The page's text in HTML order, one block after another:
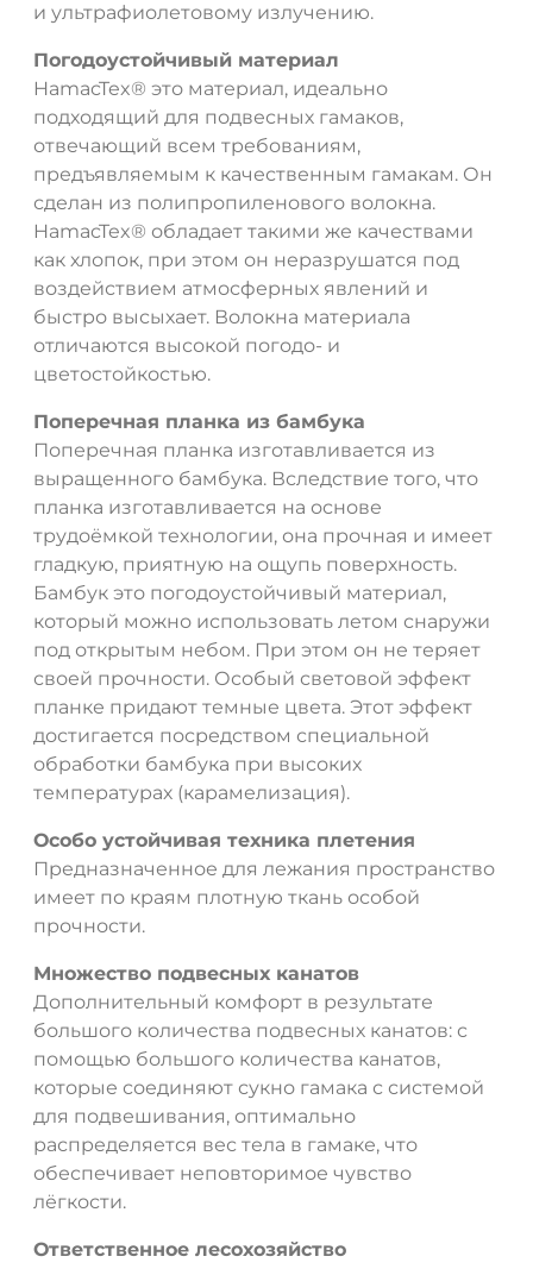
и ультрафиолетовому излучению.
Погодоустойчивый материал
HamacTex® это материал, идеально
подходящий для подвесных гамаков,
отвечающий всем требованиям,
предъявляемым к качественным гамакам. Он
сделан из полипропиленового волокна.
HamacTex® обладает такими же качествами
как хлопок, при этом он неразрушатся под
воздействием атмосферных явлений и
быстро высыхает. Волокна материала
отличаются высокой погодо- и
цветостойкостью.
Поперечная планка из бамбука
Поперечная планка изготавливается из
выращенного бамбука. Вследствие того, что
планка изготавливается на основе
трудоёмкой технологии, она прочная и имеет
гладкую, приятную на ощупь поверхность.
Бамбук это погодоустойчивый материал,
который можно использовать летом снаружи
под открытым небом. При этом он не теряет
своей прочности. Особый световой эффект
планке придают темные цвета. Этот эффект
достигается посредством специальной
обработки бамбука при высоких
температурах (карамелизация).
Особо устойчивая техника плетения
Предназначенное для лежания пространство
имеет по краям плотную ткань особой
прочности.
Множество подвесных канатов
Дополнительный комфорт в результате
большого количества подвесных канатов: с
помощью большого количества канатов,
которые соединяют сукно гамака с системой
для подвешивания, оптимально
распределяется вес тела в гамаке, что
обеспечивает неповторимое чувство
лёгкости.
Ответственное лесохозяйство